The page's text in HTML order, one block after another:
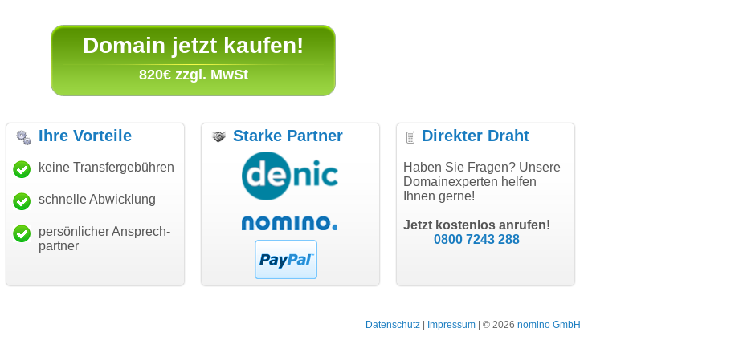
Domain jetzt kaufen!
820€ zzgl. MwSt
"Danke für den schnellen
Transfer und guten Service!"
Thomas Schäfer
i can eckert communication GmbH
"Ich bin dankbar, meine
Wunschdomain gefunden zu
haben. Die Domain passt für
hundertprozentig."
Janina Köck
Leben im Einklang
leben-im-einklang.de
"Super Abwicklung, vielen
modern software GbR
Landau an der Isar
"Vielen Dank für den
Ihre Vorteile
keine Transfergebühren
schnelle Abwicklung
persönlicher Ansprech-
partner
Starke Partner Direkter Draht
Haben Sie Fragen? Unsere
Domainexperten helfen
Ihnen gerne!
Jetzt kostenlos anrufen!
0800 7243 288
Datenschutz Impressum | © 2026 nomino GmbH